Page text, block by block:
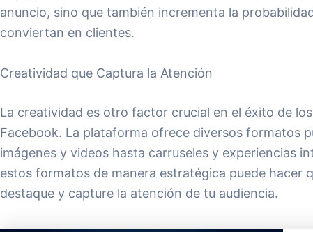
anuncio, sino que también incrementa la
conviertan en clientes.
Creatividad que Captura la Atención
La creatividad es otro factor crucial en el éxito de
Facebook. La plataforma ofrece diversos formatos
imágenes y videos hasta carruseles y experiencias
estos formatos de manera estratégica puede hacer
destaque y capture la atención de tu audiencia.